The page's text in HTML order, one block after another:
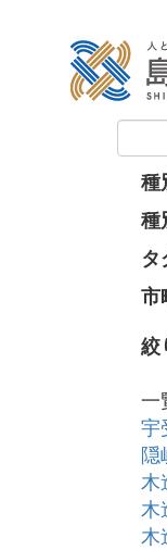
種
種
タ
市
絞
一
宇
隠
木
木
木